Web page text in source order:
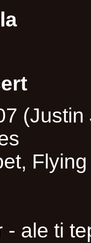
(Justin
- ale ti